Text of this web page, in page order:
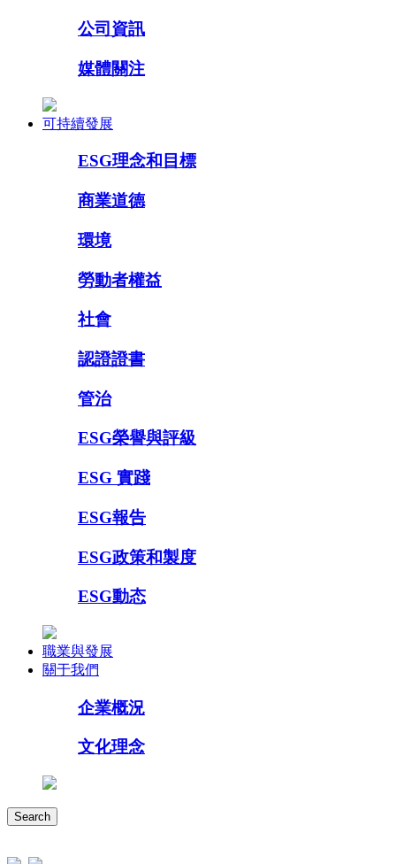
公司資訊
媒體關注
可持續發展
ESG理念和目標
商業道德
環境
勞動者權益
社會
認證證書
管治
ESG榮譽與評級
ESG 實踐
ESG報告
ESG政策和製度
ESG動态
職業與發展
關于我們
企業概況
文化理念
Search